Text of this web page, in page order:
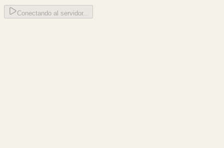
Conectando al servidor...